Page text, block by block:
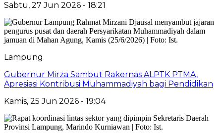
Sabtu, 27 Jun 2026 - 18:21
Lampung
Gubernur Mirza Sambut Rakernas ALPTK PTMA,
Apresiasi Kontribusi Muhammadiyah bagi Pendidikan
Kamis, 25 Jun 2026 - 19:04